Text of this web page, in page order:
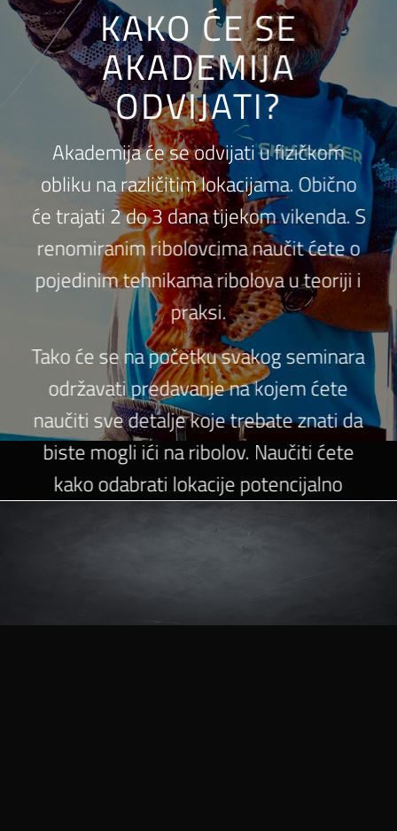
KAKO ĆE SE
AKADEMIJA
ODVIJATI?
Akademija će se odvijati u fizičkom
obliku na različitim lokacijama. Obično
će trajati 2 do 3 dana tijekom vikenda. S
renomiranim ribolovcima naučit ćete o
pojedinim tehnikama ribolova u teoriji i
praksi.
Tako će se na početku svakog seminara
održavati predavanje na kojem ćete
naučiti sve detalje koje trebate znati da
biste mogli ići na ribolov. Naučiti ćete
kako odabrati lokacije potencijalno
dobre za ribolov na temelju karata i